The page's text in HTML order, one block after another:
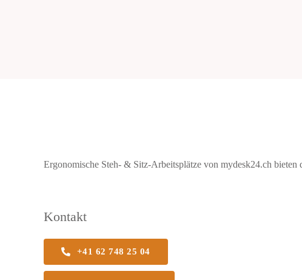
Ergonomische Steh- & Sitz-Arbeitsplätze von mydesk24.ch bieten
Kontakt
+41 62 748 25 04